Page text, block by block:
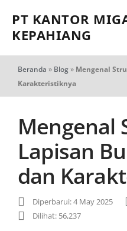
PT KANTOR
KEPAHIANG
Beranda » Blog» Mengenal
Karakteristiknya
Mengenal
Lapisan
dan
Diperbarui: 4 May 2025
Dilihat: 56,237